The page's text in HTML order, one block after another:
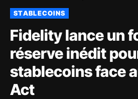
STABLECOINS
Fidelity lance un
réserve inédit
stablecoins face
Act